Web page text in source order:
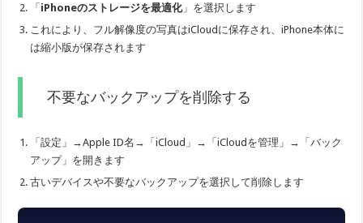
「iPhoneのストレージを最適化」を選択します
これにより、フル解像度の写真はiCloudに保存され、iPhone本体に
は縮小版が保存されます
不要なバックアップを削除する
「設定」→Apple ID名→「iCloud」→「iCloudを管理」→「バック
アップ」を開きます
古いデバイスや不要なバックアップを選択して削除します